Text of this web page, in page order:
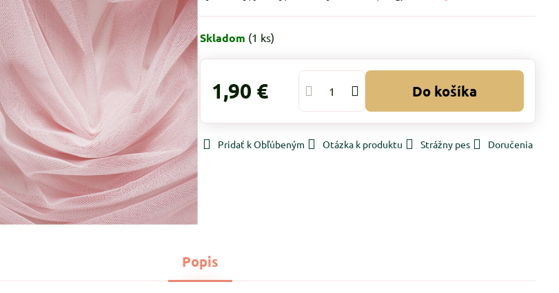
Skladom (1 ks)
1,90 € Do košíka
Pridať k Obľúbeným Otázka k produktu Strážny pes Doručenia
Popis